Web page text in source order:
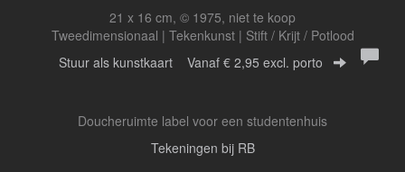
21 x 16 cm, © 1975, niet te koop
Tweedimensionaal | Tekenkunst | Stift / Krijt / Potlood
Stuur als kunstkaart Vanaf € 2,95 excl. porto
Doucheruimte label voor een studentenhuis
Tekeningen bij RB